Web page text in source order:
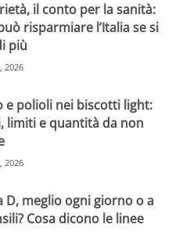
il conto per la sanità:
risparmiare l’Italia se si
più
2026
e polioli nei biscotti light:
limiti e quantità da non
2026
D, meglio ogni giorno o a
Cosa dicono le linee